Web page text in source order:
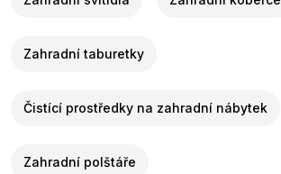
Zahradní taburetky
Čistící prostředky na zahradní nábytek
Zahradní polštáře